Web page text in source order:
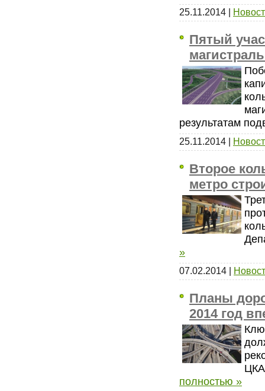
25.11.2014 |
Пятый
результатам
25.11.2014 |
Второе
метро
»
07.02.2014 |
Планы
2014 год
полностью »